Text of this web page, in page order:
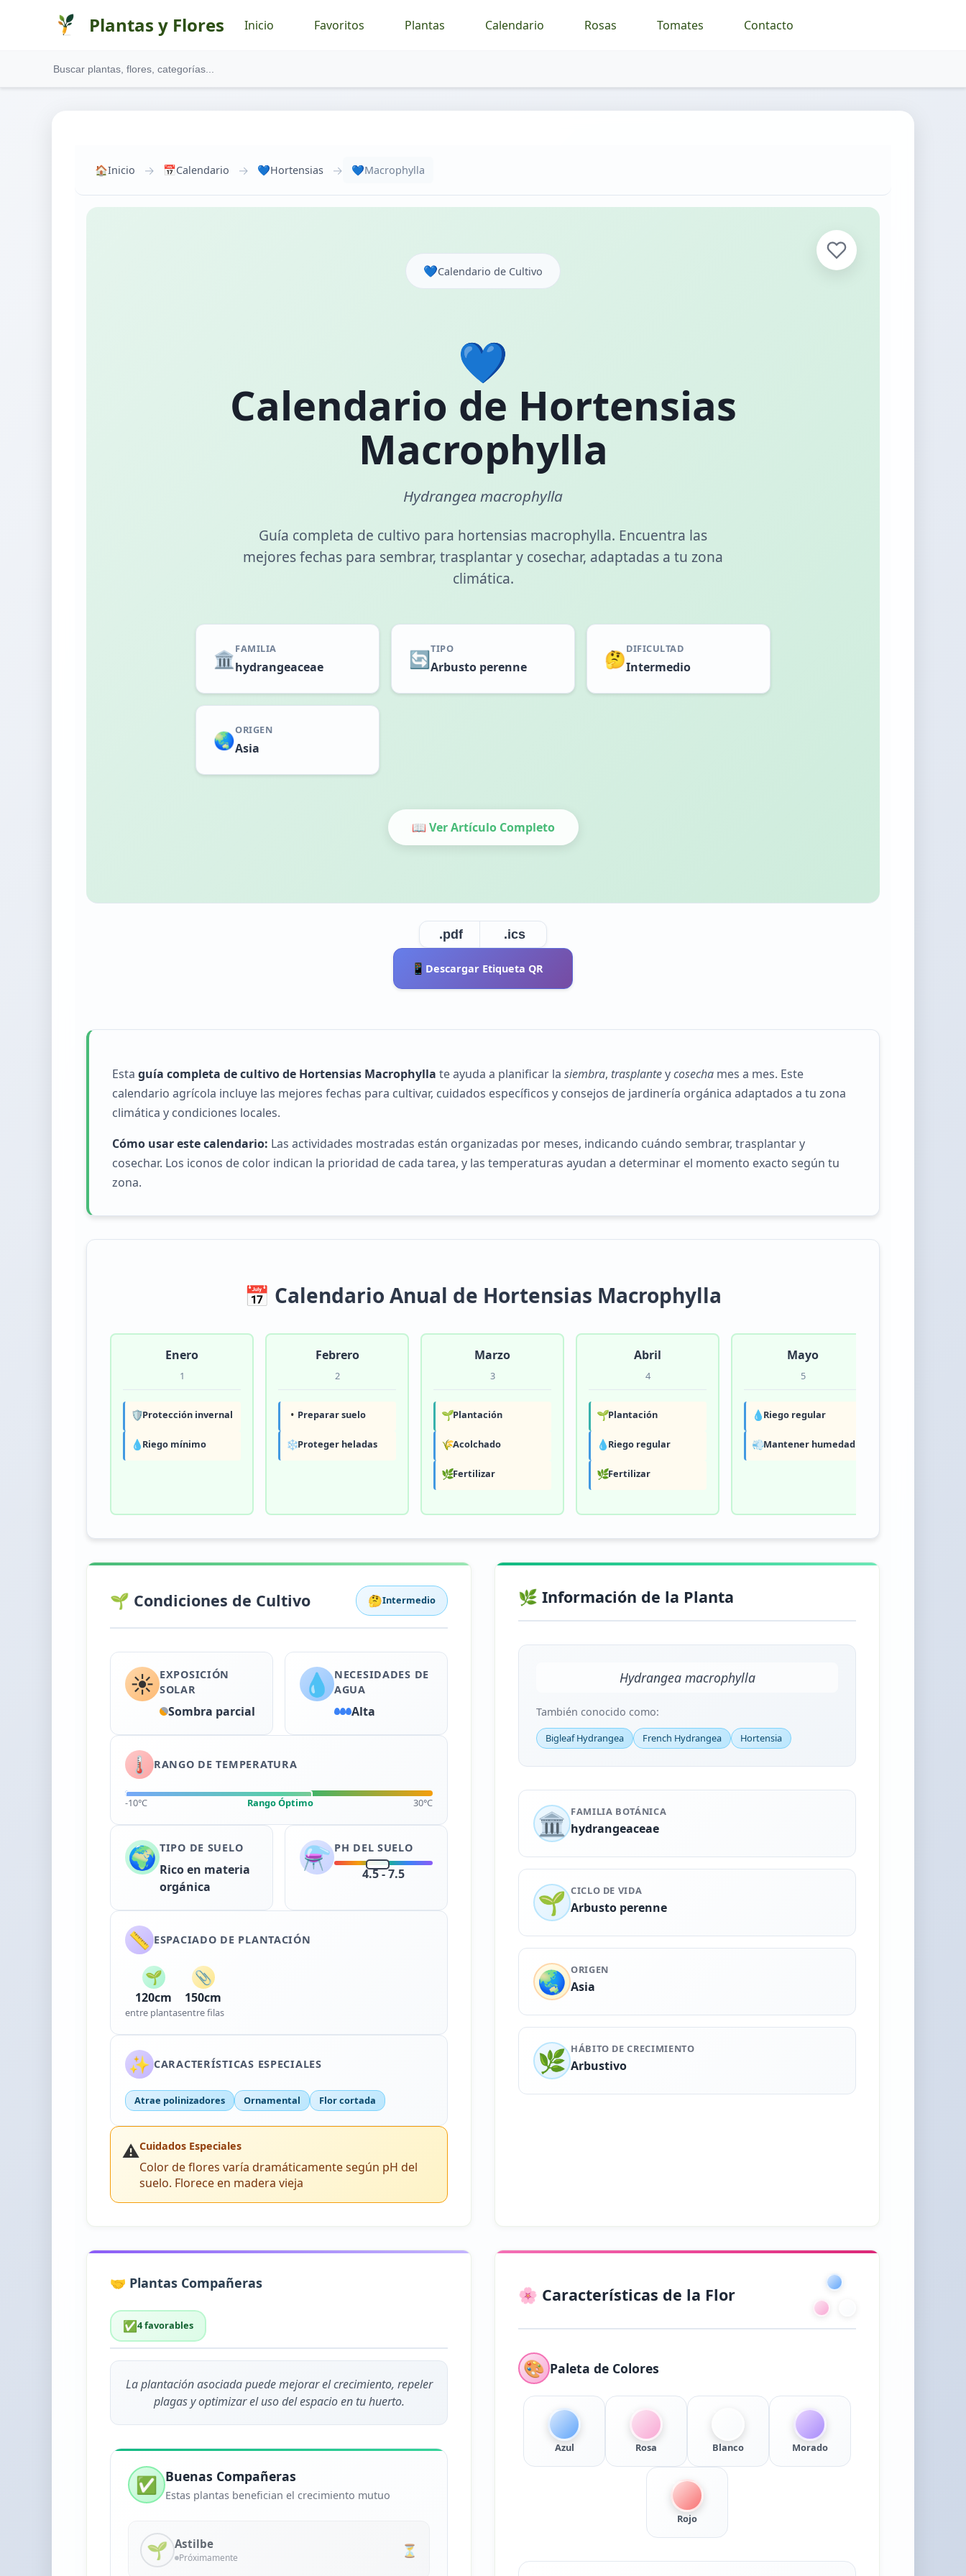
Plantas y Flores Inicio Favoritos Plantas Calendario Rosas Tomates Contacto
🏠Inicio → 📅Calendario → 💙Hortensias → 💙Macrophylla
💙Calendario de Cultivo
💙
Calendario de Hortensias
Macrophylla
Hydrangea macrophylla
Guía completa de cultivo para hortensias macrophylla. Encuentra las
mejores fechas para sembrar, trasplantar y cosechar, adaptadas a tu zona
climática.
🏛️FAMILIA
hydrangeaceae 🔄TIPO
Arbusto perenne 🤔DIFICULTAD
Intermedio
🌏ORIGEN
Asia
📖 Ver Artículo Completo
.pdf .ics
📱 Descargar Etiqueta QR
Esta guía completa de cultivo de Hortensias Macrophylla te ayuda a planificar la siembra, trasplanteycosecha mes a mes. Este
calendario agrícola incluye las mejores fechas para cultivar, cuidados específicos y consejos de jardinería orgánica adaptados a tu zona
climática y condiciones locales.
Cómo usar este calendario: Las actividades mostradas están organizadas por meses, indicando cuándo sembrar, trasplantar y
cosechar. Los iconos de color indican la prioridad de cada tarea, y las temperaturas ayudan a determinar el momento exacto según tu
zona.
📅 Calendario Anual de Hortensias Macrophylla
Enero
1
🛡️Protección invernal
💧Riego mínimo
Febrero
2
• Preparar suelo
❄️Proteger heladas
Marzo
3
🌱Plantación
🌾Acolchado
🌿Fertilizar
Abril
4
🌱Plantación
💧Riego regular
🌿Fertilizar
Mayo
5
💧Riego regular
💨Mantener humedad
🌱 Condiciones de Cultivo 🤔Intermedio
☀️ EXPOSICIÓN
SOLAR
Sombra parcial
💧 NECESIDADES DE
AGUA
Alta
🌡️ RANGO DE TEMPERATURA
-10°C Rango Óptimo 30°C
🌍 TIPO DE SUELO
Rico en materia
orgánica
⚗️ PH DEL SUELO
4.5 - 7.5
📏 ESPACIADO DE PLANTACIÓN
🌱
120cm
entre plantas
📎
150cm
entre filas
✨ CARACTERÍSTICAS ESPECIALES
Atrae polinizadores Ornamental Flor cortada
⚠️Cuidados Especiales
Color de flores varía dramáticamente según pH del
suelo. Florece en madera vieja
🌿 Información de la Planta
Hydrangea macrophylla
También conocido como:
Bigleaf Hydrangea French Hydrangea Hortensia
🏛️ FAMILIA BOTÁNICA
hydrangeaceae
🌱 CICLO DE VIDA
Arbusto perenne
🌏 ORIGEN
Asia
🌿 HÁBITO DE CRECIMIENTO
Arbustivo
🤝 Plantas Compañeras
✅4 favorables
La plantación asociada puede mejorar el crecimiento, repeler
plagas y optimizar el uso del espacio en tu huerto.
✅ Buenas Compañeras
Estas plantas benefician el crecimiento mutuo
🌱 Astilbe
Próximamente ⏳
🌸 Características de la Flor
🎨 Paleta de Colores
Azul Rosa Blanco Morado
Rojo